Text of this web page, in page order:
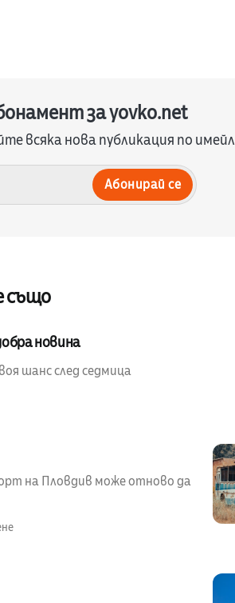
за yovko.net
всяка нова публикация по имейл
Абонирай се
също
новина
шанс след седмица
на Пловдив може отново да